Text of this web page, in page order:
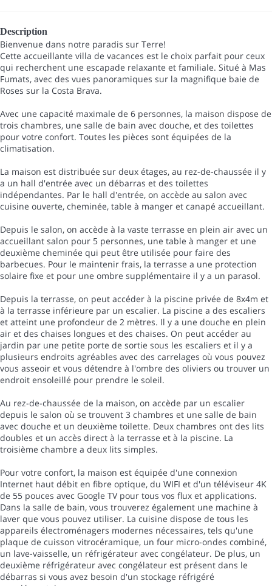
Description
Bienvenue dans notre paradis sur Terre!
Cette accueillante villa de vacances est le choix parfait pour ceux
qui recherchent une escapade relaxante et familiale. Situé à Mas
Fumats, avec des vues panoramiques sur la magnifique baie de
Roses sur la Costa Brava.
Avec une capacité maximale de 6 personnes, la maison dispose de
trois chambres, une salle de bain avec douche, et des toilettes
pour votre confort. Toutes les pièces sont équipées de la
climatisation.
La maison est distribuée sur deux étages, au rez-de-chaussée il y
a un hall d'entrée avec un débarras et des toilettes
indépendantes. Par le hall d'entrée, on accède au salon avec
cuisine ouverte, cheminée, table à manger et canapé accueillant.
Depuis le salon, on accède à la vaste terrasse en plein air avec un
accueillant salon pour 5 personnes, une table à manger et une
deuxième cheminée qui peut être utilisée pour faire des
barbecues. Pour le maintenir frais, la terrasse a une protection
solaire fixe et pour une ombre supplémentaire il y a un parasol.
Depuis la terrasse, on peut accéder à la piscine privée de 8x4m et
à la terrasse inférieure par un escalier. La piscine a des escaliers
et atteint une profondeur de 2 mètres. Il y a une douche en plein
air et des chaises longues et des chaises. On peut accéder au
jardin par une petite porte de sortie sous les escaliers et il y a
plusieurs endroits agréables avec des carrelages où vous pouvez
vous asseoir et vous détendre à l'ombre des oliviers ou trouver un
endroit ensoleillé pour prendre le soleil.
Au rez-de-chaussée de la maison, on accède par un escalier
depuis le salon où se trouvent 3 chambres et une salle de bain
avec douche et un deuxième toilette. Deux chambres ont des lits
doubles et un accès direct à la terrasse et à la piscine. La
troisième chambre a deux lits simples.
Pour votre confort, la maison est équipée d'une connexion
Internet haut débit en fibre optique, du WIFI et d'un téléviseur 4K
de 55 pouces avec Google TV pour tous vos flux et applications.
Dans la salle de bain, vous trouverez également une machine à
laver que vous pouvez utiliser. La cuisine dispose de tous les
appareils électroménagers modernes nécessaires, tels qu'une
plaque de cuisson vitrocéramique, un four micro-ondes combiné,
un lave-vaisselle, un réfrigérateur avec congélateur. De plus, un
deuxième réfrigérateur avec congélateur est présent dans le
débarras si vous avez besoin d'un stockage réfrigéré